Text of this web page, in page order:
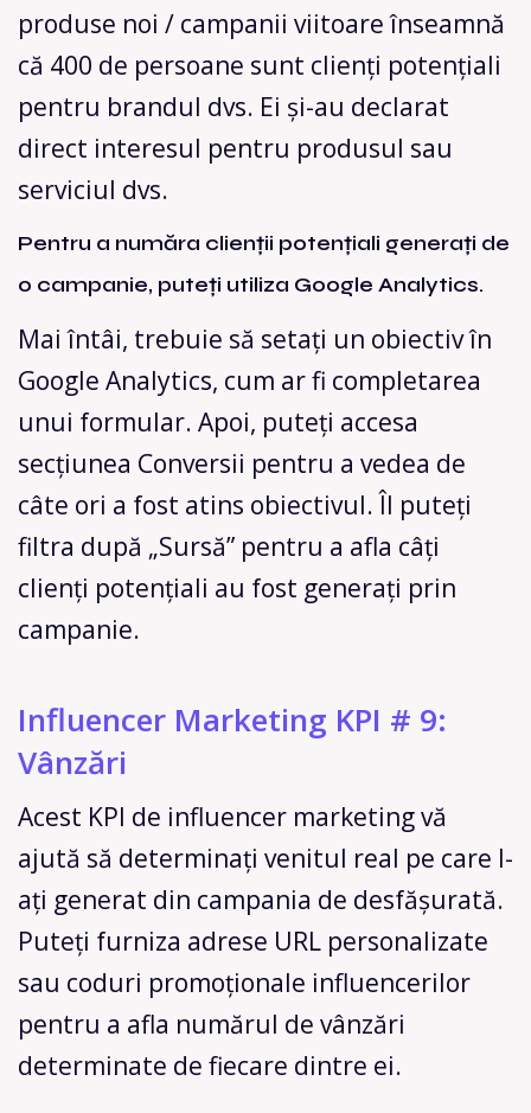
produse noi / campanii viitoare înseamnă
că 400 de persoane sunt clienți potențiali
pentru brandul dvs. Ei și-au declarat
direct interesul pentru produsul sau
serviciul dvs.
Pentru a număra clienții potențiali generați de
o campanie, puteți utiliza Google Analytics.
Mai întâi, trebuie să setați un obiectiv în
Google Analytics, cum ar fi completarea
unui formular. Apoi, puteți accesa
secțiunea Conversii pentru a vedea de
câte ori a fost atins obiectivul. Îl puteți
filtra după „Sursă” pentru a afla câți
clienți potențiali au fost generați prin
campanie.
Influencer Marketing KPI # 9:
Vânzări
Acest KPI de influencer marketing vă
ajută să determinați venitul real pe care l-
ați generat din campania de desfășurată.
Puteți furniza adrese URL personalizate
sau coduri promoționale influencerilor
pentru a afla numărul de vânzări
determinate de fiecare dintre ei.